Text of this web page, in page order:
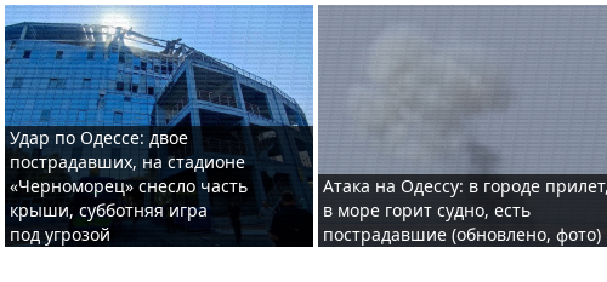
Удар по Одессе: двое
пострадавших, на стадионе
«Черноморец» снесло часть
крыши, субботняя игра
под угрозой
Атака на Одессу: в городе прилет,
в море горит судно, есть
пострадавшие (обновлено, фото)